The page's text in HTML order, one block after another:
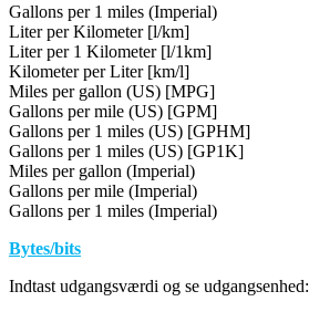
Gallons per 1 miles (Imperial)
Liter per Kilometer [l/km]
Liter per 1 Kilometer [l/1km]
Kilometer per Liter [km/l]
Miles per gallon (US) [MPG]
Gallons per mile (US) [GPM]
Gallons per 1 miles (US) [GPHM]
Gallons per 1 miles (US) [GP1K]
Miles per gallon (Imperial)
Gallons per mile (Imperial)
Gallons per 1 miles (Imperial)
Bytes/bits
Indtast udgangsværdi og se udgangsenhed: